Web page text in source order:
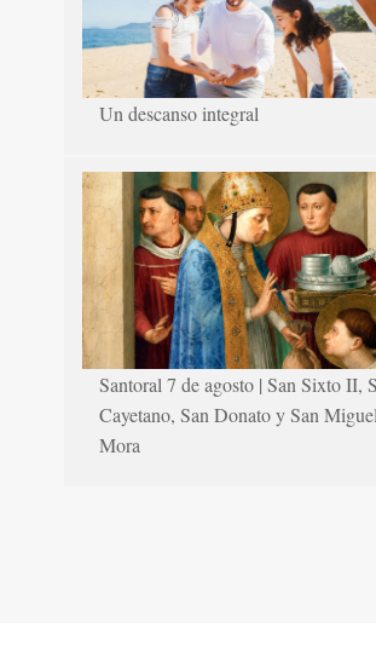
Un descanso integral
Santoral 7 de agosto | San Sixto II,
Cayetano, San Donato y San
Mora